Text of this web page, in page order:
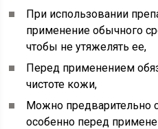
При использовании
применение обычного
чтобы не утяжелять ее,
Перед применением
чистоте кожи,
Можно предварительно
особенно перед